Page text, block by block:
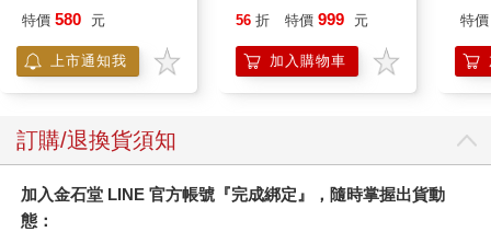
特價 580 元
上市通知我
平煎鍋30cm
56 折 特價 999 元
加入購物車
特價
訂購/退換貨須知
加入金石堂 LINE 官方帳號『完成綁定』，隨時掌握出貨動
態：